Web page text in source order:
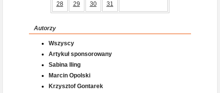
28 29 30 31
Autorzy
Wszyscy
Artykuł sponsorowany
Sabina Iling
Marcin Opolski
Krzysztof Gontarek